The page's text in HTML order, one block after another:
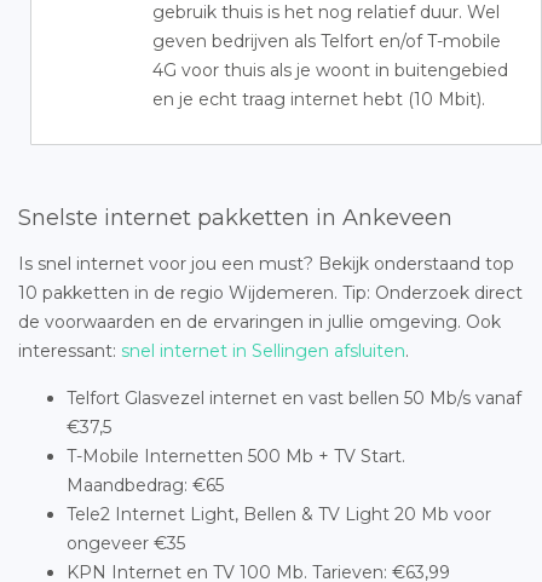
gebruik thuis is het nog relatief duur. Wel
geven bedrijven als Telfort en/of T-mobile
4G voor thuis als je woont in buitengebied
en je echt traag internet hebt (10 Mbit).
Snelste internet pakketten in Ankeveen
Is snel internet voor jou een must? Bekijk onderstaand top
10 pakketten in de regio Wijdemeren. Tip: Onderzoek direct
de voorwaarden en de ervaringen in jullie omgeving. Ook
interessant: snel internet in Sellingen afsluiten.
Telfort Glasvezel internet en vast bellen 50 Mb/s vanaf
€37,5
T-Mobile Internetten 500 Mb + TV Start.
Maandbedrag: €65
Tele2 Internet Light, Bellen & TV Light 20 Mb voor
ongeveer €35
KPN Internet en TV 100 Mb. Tarieven: €63,99